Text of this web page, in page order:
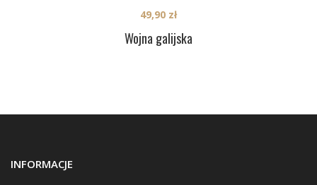
Wojna galijska
49,90 zł
INFORMACJE